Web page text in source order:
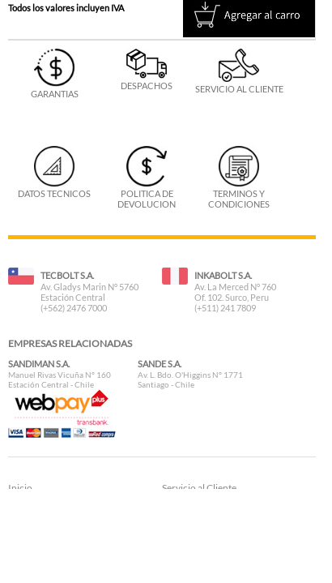
Todos los valores incluyen IVA
GARANTIAS
DESPACHOS SERVICIO AL CLIENTE
DATOS TECNICOS
POLITICA DE
DEVOLUCION
TERMINOS Y
CONDICIONES
TECBOLT S.A.
Av. Gladys Marin N° 5760
Estación Central
(+562) 2476 7000
INKABOLT S.A.
Av. La Merced N° 760
Of. 102. Surco, Peru
(+511) 241 7809
EMPRESAS RELACIONADAS
SANDIMAN S.A.
Manuel Rivas Vicuña N° 160
Estación Central - Chile
SANDE S.A.
Av. L. Bdo. O'Higgins N° 1771
Santiago - Chile
Inicio Servicio al Cliente